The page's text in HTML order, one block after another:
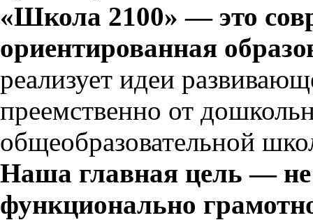
«Школа 2100» — это
ориентированная
реализует идеи
преемственно от
общеобразовательной
Наша главная цель —
функционально